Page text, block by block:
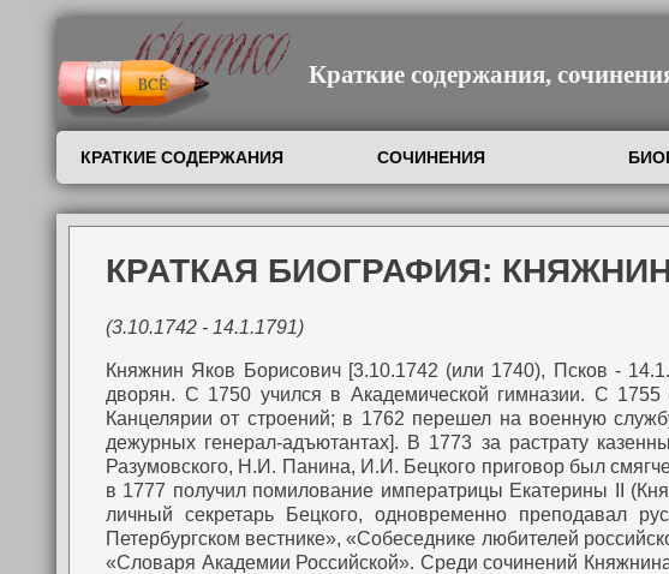
Краткие содержания,
КРАТКИЕ СОДЕРЖАНИЯ СОЧИНЕНИЯ
КРАТКАЯ БИОГРАФИЯ:
(3.10.1742 - 14.1.1791)
Княжнин Яков Борисович [3.10.1742 (или 1740), Псков -
дворян. С 1750 учился в Академической гимназии. С
Канцелярии от строений; в 1762 перешел на военную
дежурных генерал-адъютантах]. В 1773 за растрату
Разумовского, Н.И. Панина, И.И. Бецкого приговор был
в 1777 получил помилование императрицы Екатерины II
личный секретарь Бецкого, одновременно преподавал
Петербургском вестнике», «Собеседнике любителей
«Словаря Академии Российской». Среди сочинений